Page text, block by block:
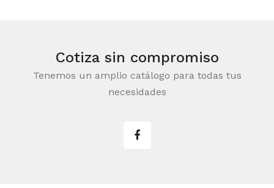
Cotiza sin compromiso
Tenemos un amplio catálogo para todas tus
necesidades